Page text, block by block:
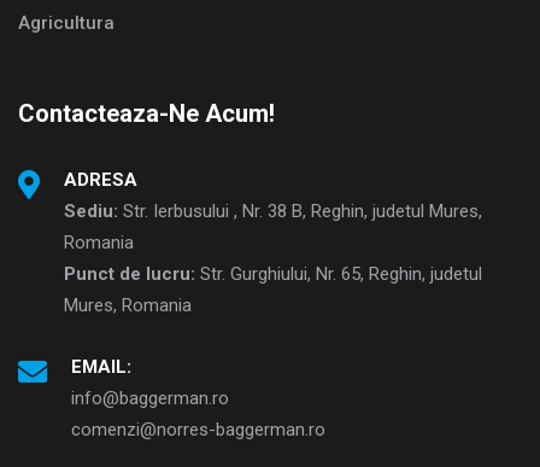
Agricultura
Contacteaza-Ne Acum!
ADRESA
Sediu: Str. Ierbusului , Nr. 38 B, Reghin, judetul Mures,
Romania
Punct de lucru: Str. Gurghiului, Nr. 65, Reghin, judetul
Mures, Romania
EMAIL:
info@baggerman.ro
comenzi@norres-baggerman.ro